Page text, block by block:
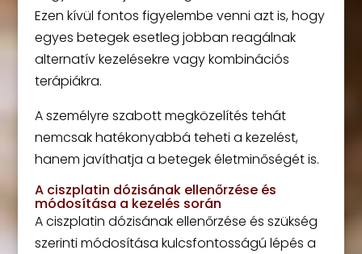
Ezen kívül fontos figyelembe venni azt is, hogy
egyes betegek esetleg jobban reagálnak
alternatív kezelésekre vagy kombinációs
terápiákra.
A személyre szabott megközelítés tehát
nemcsak hatékonyabbá teheti a kezelést,
hanem javíthatja a betegek életminőségét is.
A ciszplatin dózisának ellenőrzése és
módosítása a kezelés során
A ciszplatin dózisának ellenőrzése és szükség
szerinti módosítása kulcsfontosságú lépés a